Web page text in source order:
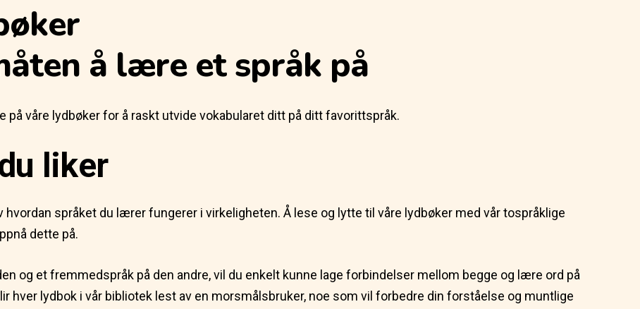
å lære et språk på
på våre lydbøker for å raskt utvide vokabularet ditt på ditt favorittspråk.
liker
språket du lærer fungerer i virkeligheten. Å lese og lytte til våre lydbøker med vår tospråklige
dette på.
og et fremmedspråk på den andre, vil du enkelt kunne lage forbindelser mellom begge og lære ord på
hver lydbok i vår bibliotek lest av en morsmålsbruker, noe som vil forbedre din forståelse og muntlige